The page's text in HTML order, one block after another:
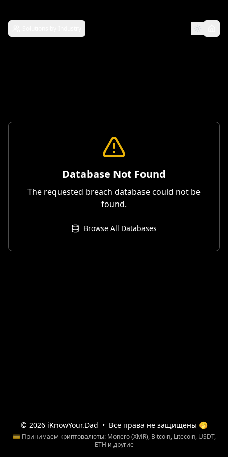
Database Not Found
The requested breach database could not be
found.
Browse All Databases
© 2026 iKnowYour.Dad • Все права не защищены 🤭
💳 Принимаем криптовалюты: Monero (XMR), Bitcoin, Litecoin, USDT,
ETH и другие